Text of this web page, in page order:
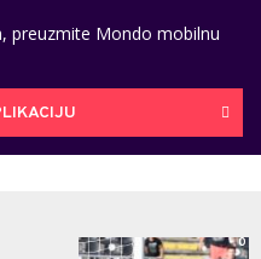
preuzmite Mondo mobilnu
0